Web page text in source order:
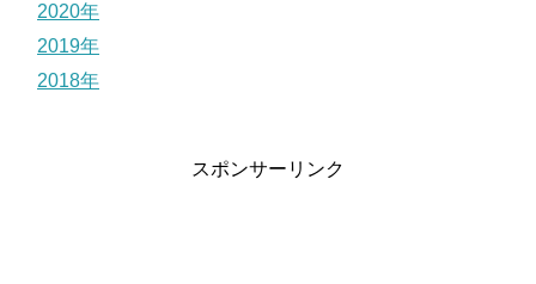
2020年
2019年
2018年
スポンサーリンク